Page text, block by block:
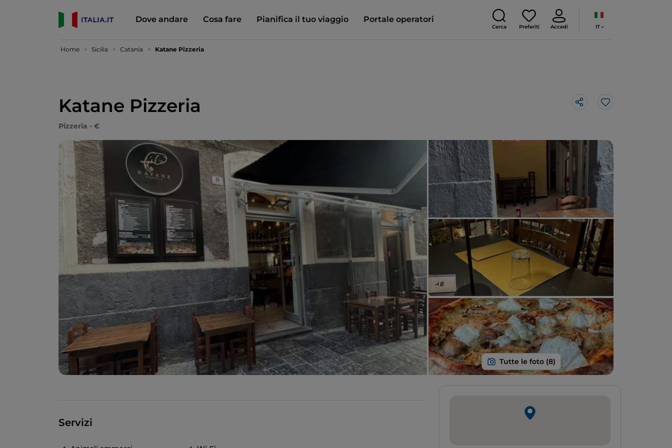
Dove andare Cosa fare Pianifica il tuo viaggio Portale operatori
Cerca Preferiti Accedi IT
Home Sicilia Catania Katane Pizzeria
Katane Pizzeria Like
Pizzeria - €
Servizi